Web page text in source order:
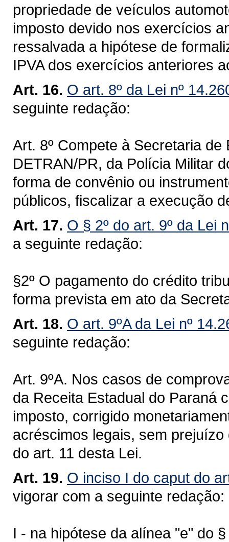
propriedade de veículos
imposto devido nos exercícios
ressalvada a hipótese de
IPVA dos exercícios anteriores
Art. 16. O art. 8º da Lei nº
seguinte redação:
Art. 8º Compete à Secretaria
DETRAN/PR, da Polícia Militar
forma de convênio ou
públicos, fiscalizar a execução
Art. 17. O § 2º do art. 9º da Lei
a seguinte redação:
§2º O pagamento do crédito
forma prevista em ato da
Art. 18. O art. 9ºA da Lei nº
seguinte redação:
Art. 9ºA. Nos casos de
da Receita Estadual do Paraná
imposto, corrigido
acréscimos legais, sem
do art. 11 desta Lei.
Art. 19. O inciso I do caput do
vigorar com a seguinte redação:
I - na hipótese da alínea "e" do